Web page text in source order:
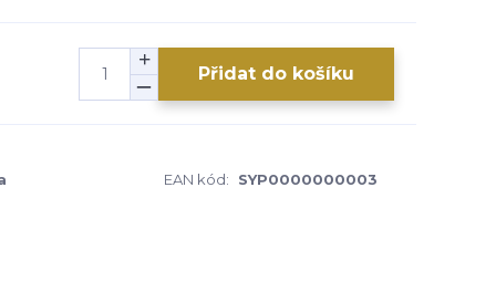
Přidat do košíku
EAN kód:
SYP0000000003